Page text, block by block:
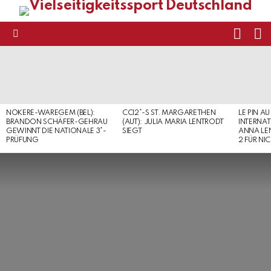
NOKERE-WAREGEM (BEL):
BRANDON SCHÄFER-GEHRAU
GEWINNT DIE NATIONALE 3*-
PRÜFUNG
CCI2*-S ST. MARGARETHEN
(AUT): JULIA MARIA LENTRODT
SIEGT
LE PIN
ANNA
2 FÜR